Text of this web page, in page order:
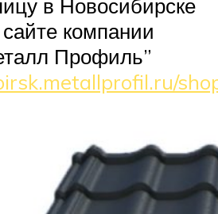
в Новосибирске
компании
Профиль”